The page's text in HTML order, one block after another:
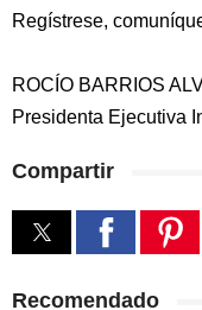
Regístrese,
ROCÍO BARRIOS
Presidenta Ejecutiva
Compartir
Recomendado